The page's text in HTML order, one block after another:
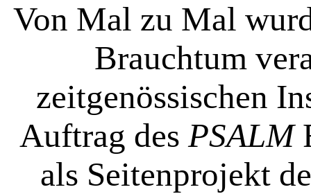
Von Mal zu Mal
Brauchtum
zeitgenössischen
Auftrag desPSALM
als Seitenprojekt